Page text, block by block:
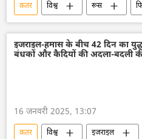
कतर विश्व रूस
हमास
इज़राइल
विवाद
सीमा विवाद
अमेरिका
इजराइल-हमास के बीच 42 दिन का युद्ध
बंधकों और कैदियों की अदला-बदली
16 जनवरी 2025, 13:07
कतर विश्व इजराइल